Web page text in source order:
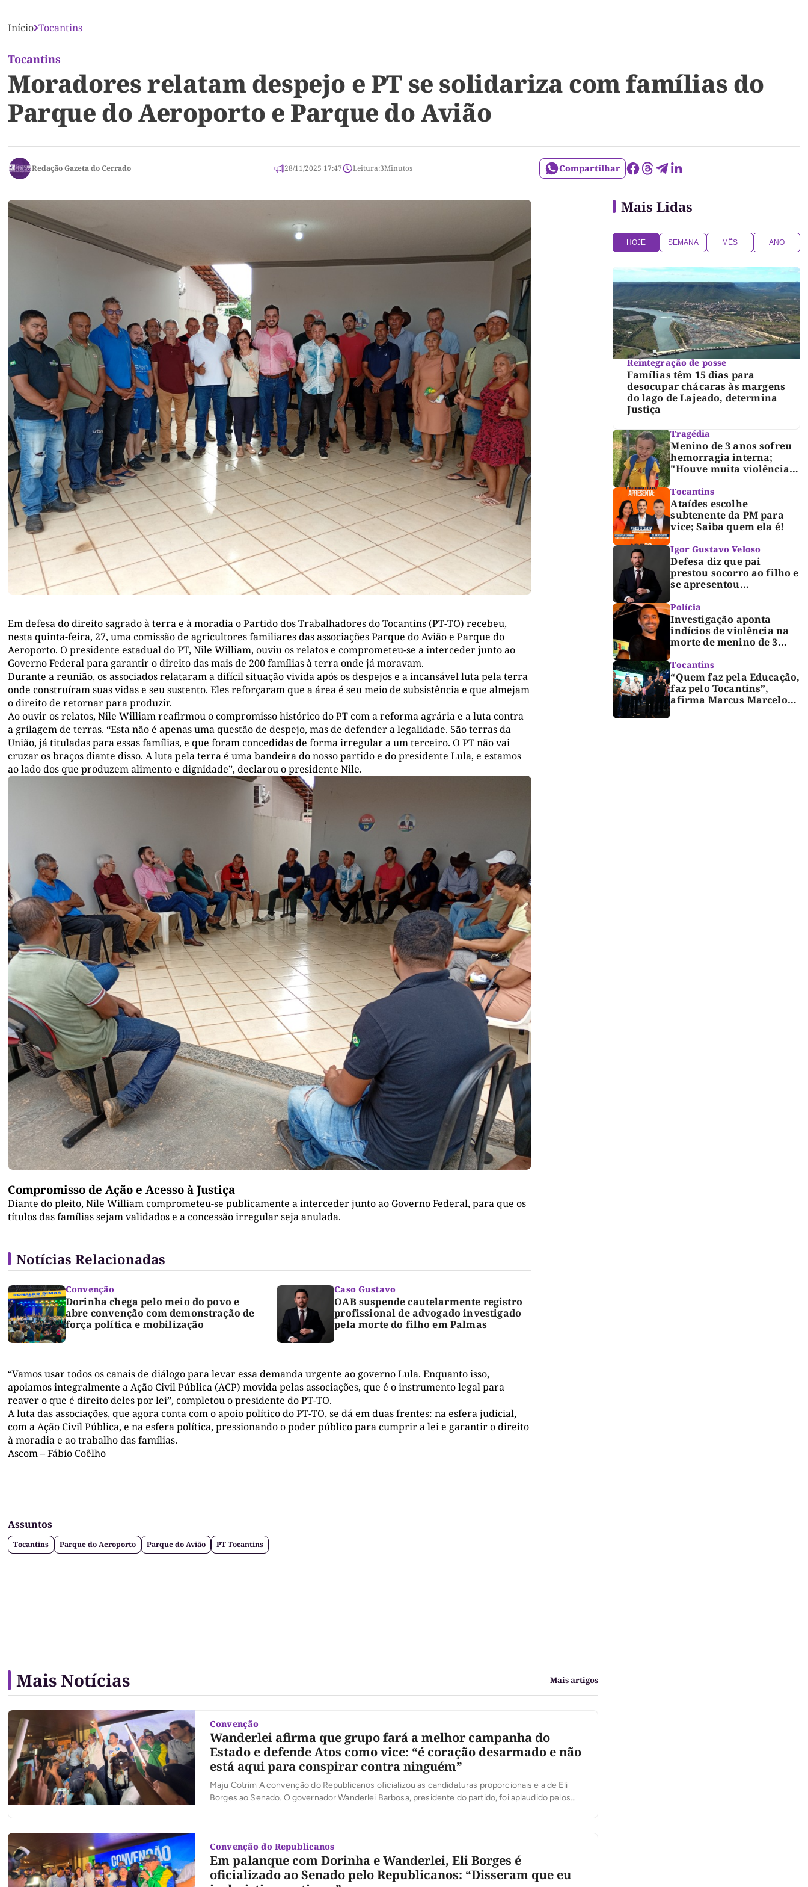
Início Tocantins
Tocantins
Moradores relatam despejo e PT se solidariza com famílias do
Parque do Aeroporto e Parque do Avião
Redação Gazeta do Cerrado 28/11/2025 17:47 Leitura:3Minutos Compartilhar
Em defesa do direito sagrado à terra e à moradia o Partido dos Trabalhadores do Tocantins (PT-TO) recebeu,
nesta quinta-feira, 27, uma comissão de agricultores familiares das associações Parque do Avião e Parque do
Aeroporto. O presidente estadual do PT, Nile William, ouviu os relatos e comprometeu-se a interceder junto ao
Governo Federal para garantir o direito das mais de 200 famílias à terra onde já moravam.
Durante a reunião, os associados relataram a difícil situação vivida após os despejos e a incansável luta pela terra
onde construíram suas vidas e seu sustento. Eles reforçaram que a área é seu meio de subsistência e que almejam
o direito de retornar para produzir.
Ao ouvir os relatos, Nile William reafirmou o compromisso histórico do PT com a reforma agrária e a luta contra
a grilagem de terras. “Esta não é apenas uma questão de despejo, mas de defender a legalidade. São terras da
União, já tituladas para essas famílias, e que foram concedidas de forma irregular a um terceiro. O PT não vai
cruzar os braços diante disso. A luta pela terra é uma bandeira do nosso partido e do presidente Lula, e estamos
ao lado dos que produzem alimento e dignidade”, declarou o presidente Nile.
Compromisso de Ação e Acesso à Justiça
Diante do pleito, Nile William comprometeu-se publicamente a interceder junto ao Governo Federal, para que os
títulos das famílias sejam validados e a concessão irregular seja anulada.
Notícias Relacionadas
Convenção
Dorinha chega pelo meio do povo e
abre convenção com demonstração de
força política e mobilização
Caso Gustavo
OAB suspende cautelarmente registro
profissional de advogado investigado
pela morte do filho em Palmas
“Vamos usar todos os canais de diálogo para levar essa demanda urgente ao governo Lula. Enquanto isso,
apoiamos integralmente a Ação Civil Pública (ACP) movida pelas associações, que é o instrumento legal para
reaver o que é direito deles por lei”, completou o presidente do PT-TO.
A luta das associações, que agora conta com o apoio político do PT-TO, se dá em duas frentes: na esfera judicial,
com a Ação Civil Pública, e na esfera política, pressionando o poder público para cumprir a lei e garantir o direito
à moradia e ao trabalho das famílias.
Ascom – Fábio Coêlho
Assuntos
Tocantins Parque do Aeroporto Parque do Avião PT Tocantins
Mais Lidas
HOJE SEMANA MÊS ANO
Reintegração de posse
Famílias têm 15 dias para
desocupar chácaras às margens
do lago de Lajeado, determina
Justiça
Tragédia
Menino de 3 anos sofreu
hemorragia interna;
"Houve muita violência",
Tocantins
Ataídes escolhe
subtenente da PM para
vice; Saiba quem ela é!
Igor Gustavo Veloso
Defesa diz que pai
prestou socorro ao filho e
se apresentou
polícia após morte de
criança de 3 anos
Polícia
Investigação aponta
indícios de violência na
morte de menino de 3
Tocantins
“Quem faz pela Educação,
faz pelo Tocantins”,
afirma Marcus Marcelo
Mais Notícias Mais artigos
Convenção
Wanderlei afirma que grupo fará a melhor campanha do
Estado e defende Atos como vice: “é coração desarmado e não
está aqui para conspirar contra ninguém”
Maju Cotrim A convenção do Republicanos oficializou as candidaturas proporcionais e a de Eli
Borges ao Senado. O governador Wanderlei Barbosa, presidente do partido, foi aplaudido pelos
Convenção do Republicanos
Em palanque com Dorinha e Wanderlei, Eli Borges é
oficializado ao Senado pelo Republicanos: “Disseram que eu